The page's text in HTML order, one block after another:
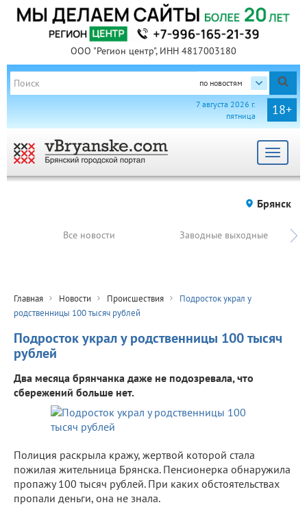
ООО "Регион центр", ИНН 4817003180
по новостям
18+
7 августа 2026 г.
пятница
Toggle
Брянск
Все новости Заводные выходные
Главная Новости Происшествия
Подросток украл у
родственницы 100 тысяч рублей
Подросток украл у родственницы 100 тысяч
рублей
Два месяца брянчанка даже не подозревала, что
сбережений больше нет.
Полиция раскрыла кражу, жертвой которой стала
пожилая жительница Брянска. Пенсионерка обнаружила
пропажу 100 тысяч рублей. При каких обстоятельствах
пропали деньги, она не знала.